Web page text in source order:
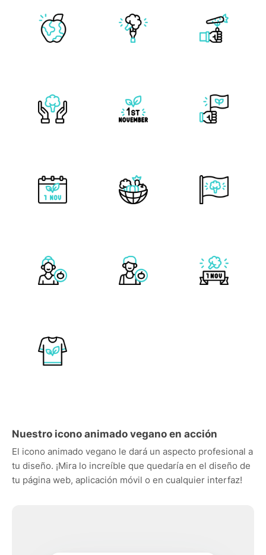
Nuestro icono animado vegano en acción
El icono animado vegano le dará un aspecto profesional a
tu diseño. ¡Mira lo increíble que quedaría en el diseño de
tu página web, aplicación móvil o en cualquier interfaz!